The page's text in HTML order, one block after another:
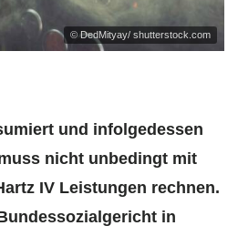
© DedMityay/ shutterstock.com
und infolgedessen
nicht unbedingt mit
IV Leistungen rechnen.
in